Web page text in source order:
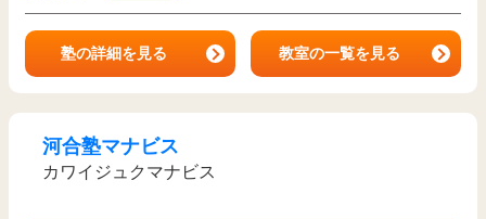
塾の詳細を見る 教室の一覧を見る
河合塾マナビス
カワイジュクマナビス